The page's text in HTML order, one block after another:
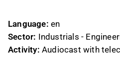
Language: en
Sector: Industrials -
Activity: Audiocast with